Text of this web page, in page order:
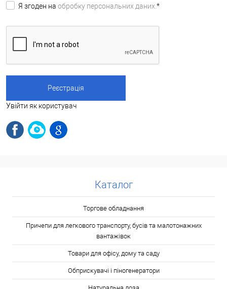
Я згоден на обробку персональних даних. *
Увійти як користувач
Каталог
Торгове обладнання
Причепи для легкового транспорту, бусів та малотонажних
вантажівок
Товари для офісу, дому та саду
Обприскувачі і піногенератори